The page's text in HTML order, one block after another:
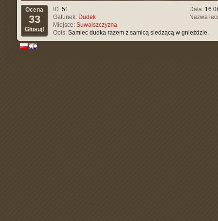
Ocena
33
Głosuj!
ID: 51 Data:
Gatunek: Dudek
Nazwa
Miejsce: Suwalszczyzna
Opis: Samiec dudka razem z samicą siedzącą w gnieździe.